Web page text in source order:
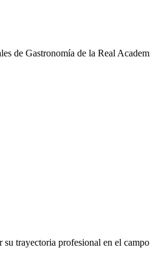
de Gastronomía de la Real
trayectoria profesional en el